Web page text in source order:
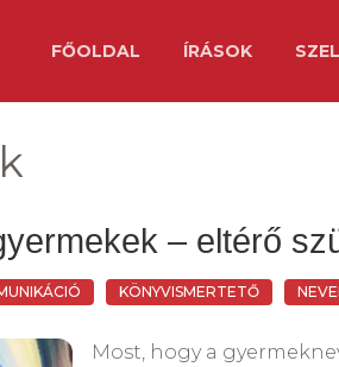
FŐOLDAL ÍRÁSOK
– eltérő
KÖNYVISMERTETŐ
Most, hogy a